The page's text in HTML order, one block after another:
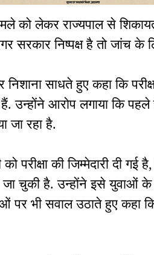
को लेकर राज्यपाल से
सरकार निष्पक्ष है तो जांच
साधते हुए कहा कि
उन्होंने आरोप लगाया कि
जा रहा है.
परीक्षा की जिम्मेदारी दी गई
जा चुकी है. उन्होंने इसे युवाओं
पर भी सवाल उठाते हुए कहा